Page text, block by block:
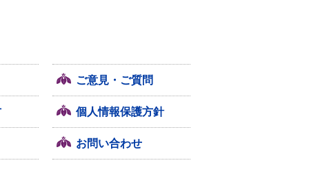
ご意見・ご質問
個人情報保護方針
お問い合わせ